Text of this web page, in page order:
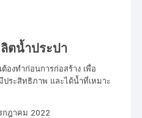
ตน้ำประปา
องทำก่อนการก่อสร้าง เพื่อ
ประสิทธิภาพ และได้น้ำที่เหมาะ
กฎาคม 2022